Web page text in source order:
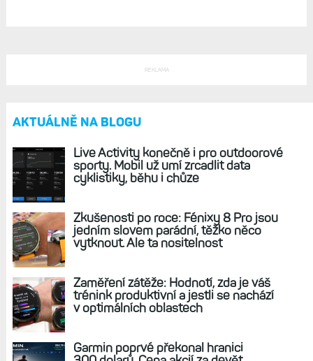
REKLAMA
AKTUÁLNĚ NA BLOGU
sporty. Mobil už umí zrcadlit data
cyklistiky, běhu i chůze